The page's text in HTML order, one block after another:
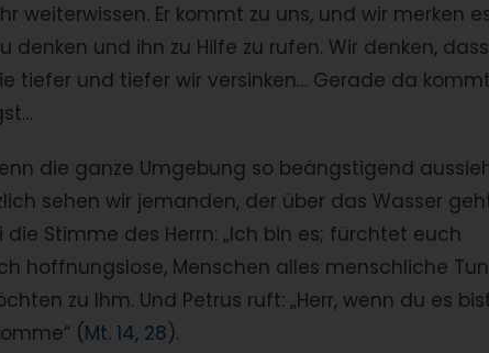
weiterwissen. Er kommt zu uns, und wir merken
und ihn zu Hilfe zu rufen. Wir denken, dass
tiefer und tiefer wir versinken… Gerade da
die ganze Umgebung so beängstigend
sehen wir jemanden, der über das Wasser
Stimme des Herrn: „Ich bin es; fürchtet euch
hoffnungslose, Menschen alles menschliche Tun
zu Ihm. Und Petrus ruft: „Herr, wenn du es
(Mt. 14, 28).